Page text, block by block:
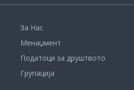
За Нас
Менаџмент
Податоци за друштвото
Групација